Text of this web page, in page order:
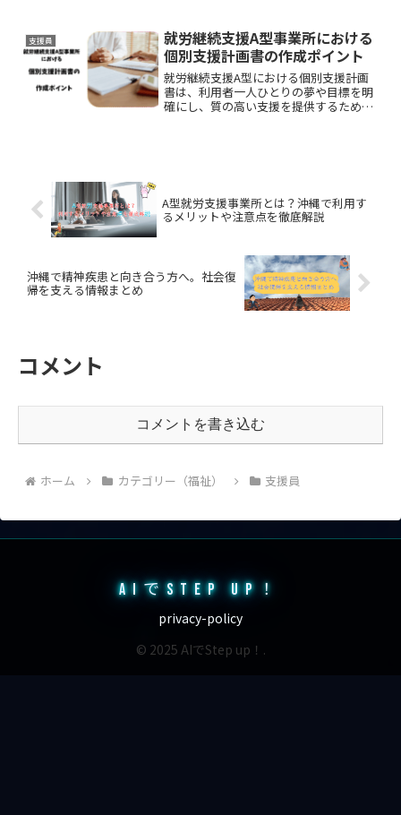
用例を交えながら詳しく解説していきま
す。
支援員
就労継続支援A型事業所における
個別支援計画書の作成ポイント
就労継続支援A型における個別支援計画
書は、利用者一人ひとりの夢や目標を明
確にし、質の高い支援を提供するための
A型就労支援事業所とは？沖縄で利用す
るメリットや注意点を徹底解説
沖縄で精神疾患と向き合う方へ。社会復
帰を支える情報まとめ
コメント
コメントを書き込む
ホーム カテゴリー（福祉） 支援員
AIでSTEP UP！
privacy-policy
© 2025 AIでStep up！.